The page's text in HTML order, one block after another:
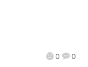
0 0